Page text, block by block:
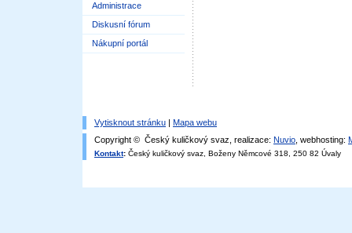
Administrace
Diskusní fórum
Nákupní portál
Vytisknout stránku | Mapa webu
Copyright © Český kuličkový svaz, realizace: Nuvio , webhosting:
Kontakt: Český kuličkový svaz, Boženy Němcové 318, 250 82 Úvaly